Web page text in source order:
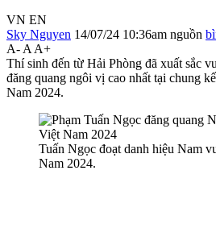
VN EN
Sky Nguyen 14/07/24 10:36am nguồn
A- A A+
Thí sinh đến từ Hải Phòng đã xuất sắc
đăng quang ngôi vị cao nhất tại chung
Nam 2024.
Tuấn Ngọc đoạt danh hiệu Nam
Nam 2024.